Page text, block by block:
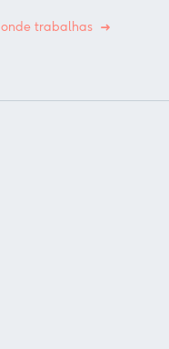
onde trabalhas